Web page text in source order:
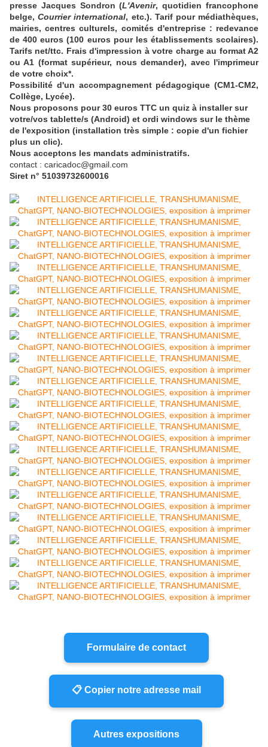
presse Jacques Sondron (L'Avenir, quotidien francophone
belge,Courrier international, etc.). Tarif pour médiathèques,
mairies, centres culturels, comités d'entreprise : redevance
de 400 euros (100 euros pour les établissements scolaires).
Tarifs net/ttc. Frais d'impression à votre charge au format A2
ou A1 (format supérieur, nous demander), avec l'imprimeur
de votre choix*.
Possibilité d'un accompagnement pédagogique (CM1-CM2,
Collège, Lycée).
Nous proposons pour 30 euros TTC un quiz à installer sur
votre/vos tablette/s (Android) et ordi windows sur le thème
de l'exposition (installation très simple : copie d'un fichier
plus un clic).
Nous acceptons les mandats administratifs.
contact : caricadoc@gmail.com
Siret n° 51039732600016
Formulaire de contact
📋 Copier notre adresse mail
Autres expositions